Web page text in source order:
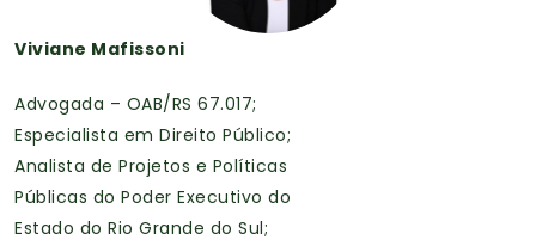
Viviane Mafissoni
Advogada – OAB/RS 67.017;
Especialista em Direito Público;
Analista de Projetos e Políticas
Públicas do Poder Executivo do
Estado do Rio Grande do Sul;